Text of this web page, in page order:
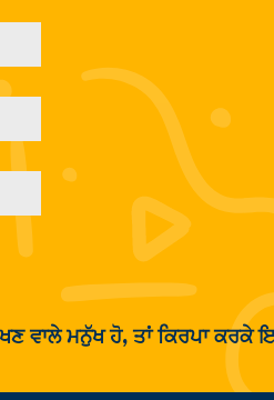
ਵਾਲੇ ਮਨੁੱਖ ਹੋ, ਤਾਂ ਕਿਰਪਾ ਕਰਕੇ